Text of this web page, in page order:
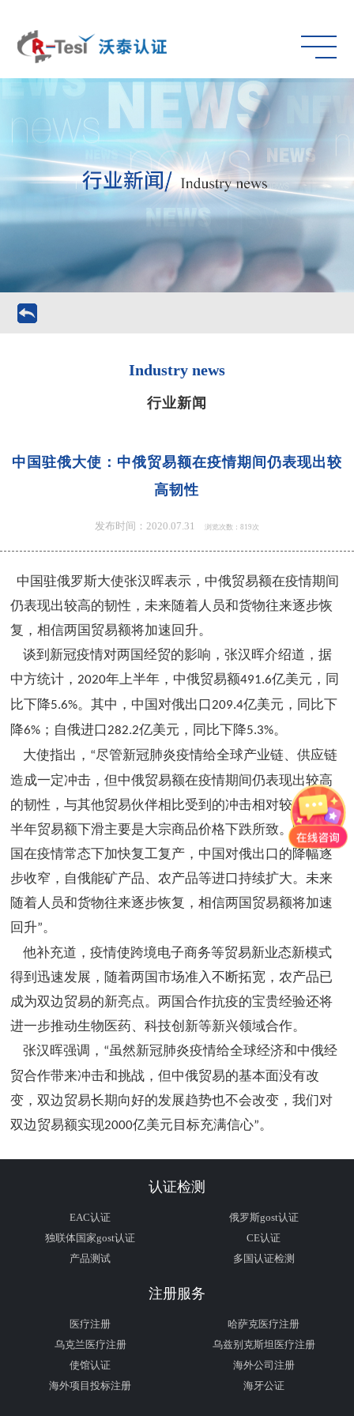
Industry news
行业新闻
中国驻俄大使：中俄贸易额在疫情期间仍表现出较
高韧性
发布时间：2020.07.31 浏览次数：819次
中国驻俄罗斯大使张汉晖表示，中俄贸易额在疫情期间
仍表现出较高的韧性，未来随着人员和货物往来逐步恢
复，相信两国贸易额将加速回升。
谈到新冠疫情对两国经贸的影响，张汉晖介绍道，据
中方统计，2020年上半年，中俄贸易额491.6亿美元，同
比下降5.6%。其中，中国对俄出口209.4亿美元，同比下
降6% ；自俄进口282.2亿美元，同比下降5.3%。
大使指出， “尽管新冠肺炎疫情给全球产业链、供应链
造成一定冲击，但中俄贸易额在疫情期间仍表现出较高
的韧性，与其他贸易伙伴相比受到的冲击相对较小，上
半年贸易额下滑主要是大宗商品价格下跌所致。随着两
国在疫情常态下加快复工复产，中国对俄出口的降幅逐
步收窄，自俄能矿产品、农产品等进口持续扩大。未来
随着人员和货物往来逐步恢复，相信两国贸易额将加速
回升”。
他补充道，疫情使跨境电子商务等贸易新业态新模式
得到迅速发展，随着两国市场准入不断拓宽，农产品已
成为双边贸易的新亮点。两国合作抗疫的宝贵经验还将
进一步推动生物医药、科技创新等新兴领域合作。
张汉晖强调， “虽然新冠肺炎疫情给全球经济和中俄经
贸合作带来冲击和挑战，但中俄贸易的基本面没有改
变，双边贸易长期向好的发展趋势也不会改变，我们对
双边贸易额实现2000亿美元目标充满信心”。
认证检测
EAC认证
俄罗斯gost认证
独联体国家gost认证
CE认证
产品测试
多国认证检测
注册服务
医疗注册
哈萨克医疗注册
乌克兰医疗注册
乌兹别克斯坦医疗注册
使馆认证
海外公司注册
海外项目投标注册
海牙公证